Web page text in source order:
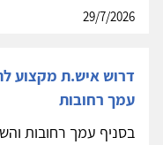
29/7/2026
דרוש איש.ת מקצוע
עמך רחובות
בסניף עמך רחובות